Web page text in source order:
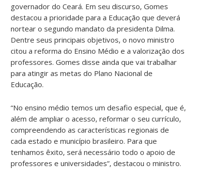
governador do Ceará. Em seu discurso, Gomes
destacou a prioridade para a Educação que deverá
nortear o segundo mandato da presidenta Dilma.
Dentre seus principais objetivos, o novo ministro
citou a reforma do Ensino Médio e a valorização dos
professores. Gomes disse ainda que vai trabalhar
para atingir as metas do Plano Nacional de
Educação.
“No ensino médio temos um desafio especial, que é,
além de ampliar o acesso, reformar o seu currículo,
compreendendo as características regionais de
cada estado e município brasileiro. Para que
tenhamos êxito, será necessário todo o apoio de
professores e universidades”, destacou o ministro.